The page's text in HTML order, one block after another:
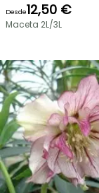
Desde12,50 €
Maceta 2L/3L